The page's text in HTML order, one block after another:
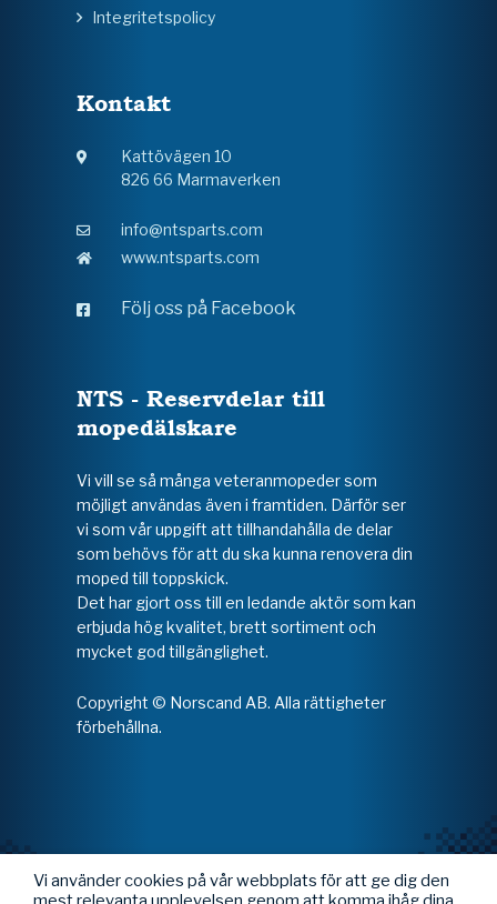
Integritetspolicy
Kontakt
Kattövägen 10
826 66 Marmaverken
info@ntsparts.com
www.ntsparts.com
Följ oss på Facebook
NTS - Reservdelar till
mopedälskare
Vi vill se så många veteranmopeder som
möjligt användas även i framtiden. Därför ser
vi som vår uppgift att tillhandahålla de delar
som behövs för att du ska kunna renovera din
moped till toppskick.
Det har gjort oss till en ledande aktör som kan
erbjuda hög kvalitet, brett sortiment och
mycket god tillgänglighet.
Copyright © Norscand AB. Alla rättigheter
förbehållna.
Vi använder cookies på vår webbplats för att ge dig den